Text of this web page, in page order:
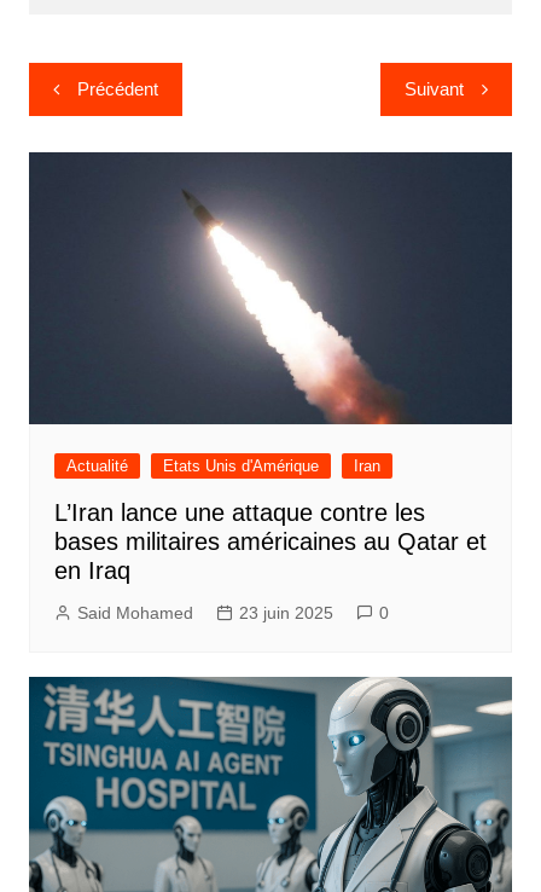
Navigation
de
l’article
Précédent Suivant
Actualité Etats Unis d'Amérique Iran
L’Iran lance une attaque contre les
bases militaires américaines au Qatar et
en Iraq
Said Mohamed 23 juin 2025 0